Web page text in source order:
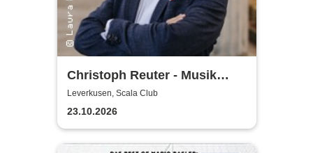
Christoph Reuter - Musik
macht sexy! (außer manche)
Leverkusen, Scala Club
23.10.2026